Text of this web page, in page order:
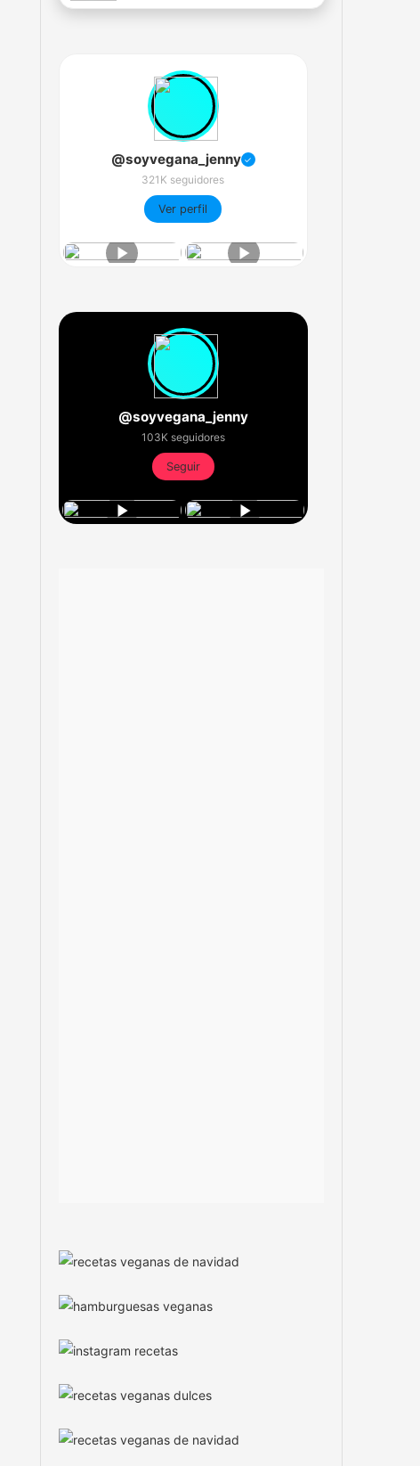
@soyvegana_jenny ✓
321K seguidores
Ver perfil
@soyvegana_jenny
103K seguidores
Seguir